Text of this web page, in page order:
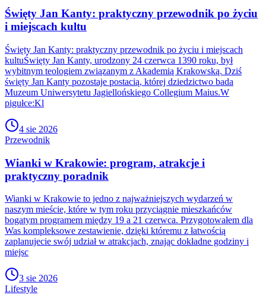
Święty Jan Kanty: praktyczny przewodnik po życiu
i miejscach kultu
Święty Jan Kanty: praktyczny przewodnik po życiu i miejscach
kultuŚwięty Jan Kanty, urodzony 24 czerwca 1390 roku, był
wybitnym teologiem związanym z Akademią Krakowską. Dziś
święty Jan Kanty pozostaje postacią, której dziedzictwo bada
Muzeum Uniwersytetu Jagiellońskiego Collegium Maius.W
pigułce:Kl
4 sie 2026
Przewodnik
Wianki w Krakowie: program, atrakcje i
praktyczny poradnik
Wianki w Krakowie to jedno z najważniejszych wydarzeń w
naszym mieście, które w tym roku przyciągnie mieszkańców
bogatym programem między 19 a 21 czerwca. Przygotowałem dla
Was kompleksowe zestawienie, dzięki któremu z łatwością
zaplanujecie swój udział w atrakcjach, znając dokładne godziny i
miejsc
3 sie 2026
Lifestyle